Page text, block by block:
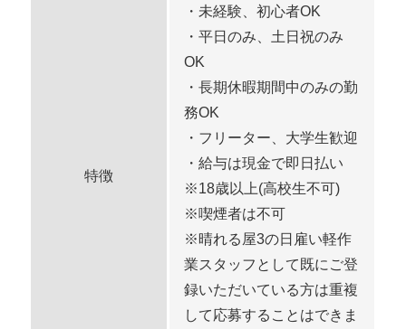
特徴
・未経験、初心者OK
・平日のみ、土日祝のみ
OK
・長期休暇期間中のみの勤
務OK
・フリーター、大学生歓迎
・給与は現金で即日払い
※18歳以上(高校生不可)
※喫煙者は不可
※晴れる屋3の日雇い軽作
業スタッフとして既にご登
録いただいている方は重複
して応募することはできま